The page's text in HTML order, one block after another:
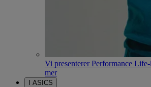
Vi presenterer Performance
mer
I ASICS